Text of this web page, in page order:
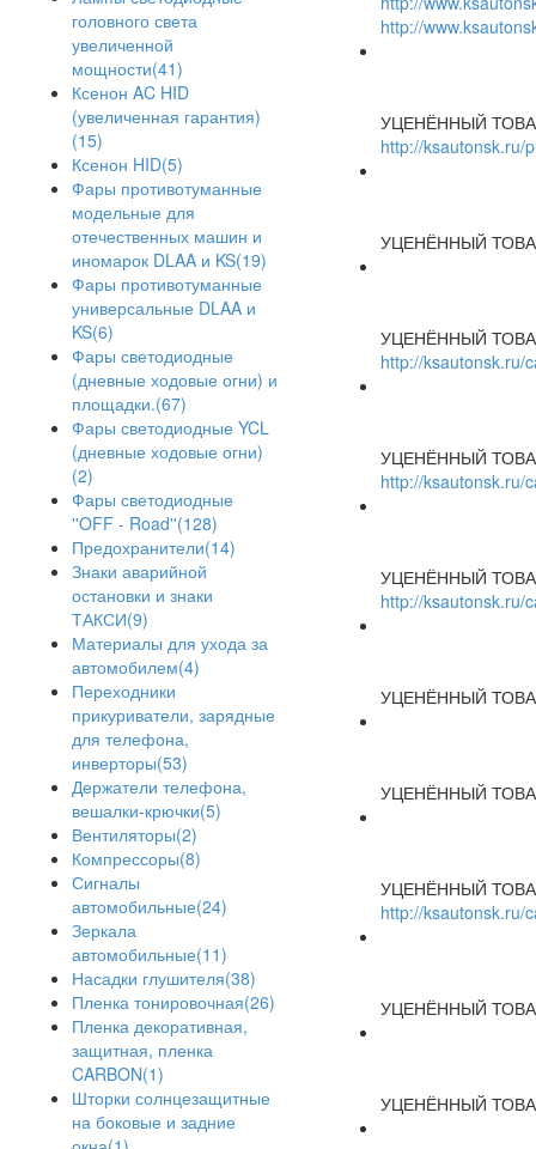
головного света
увеличенной
мощности(41)
Ксенон AC HID
(увеличенная гарантия)
(15)
Ксенон HID(5)
Фары противотуманные
модельные для
отечественных машин и
иномарок DLAA и KS(19)
Фары противотуманные
универсальные DLAA и
KS(6)
Фары светодиодные
(дневные ходовые огни) и
площадки.(67)
Фары светодиодные YCL
(дневные ходовые огни)
(2)
Фары светодиодные
''OFF - Road''(128)
Предохранители(14)
Знаки аварийной
остановки и знаки
ТАКСИ(9)
Материалы для ухода за
автомобилем(4)
Переходники
прикуриватели, зарядные
для телефона,
инверторы(53)
Держатели телефона,
вешалки-крючки(5)
Вентиляторы(2)
Компрессоры(8)
Сигналы
автомобильные(24)
Зеркала
автомобильные(11)
Насадки глушителя(38)
Пленка тонировочная(26)
Пленка декоративная,
защитная, пленка
CARBON(1)
Шторки солнцезащитные
на боковые и задние
http://
УЦЕНЁННЫЙ
http://ksautonsk.ru/
УЦЕНЁННЫЙ
УЦЕНЁННЫЙ
http://ksautonsk.ru/
УЦЕНЁННЫЙ
http://ksautonsk.ru/
УЦЕНЁННЫЙ
http://ksautonsk.ru/
УЦЕНЁННЫЙ
УЦЕНЁННЫЙ
УЦЕНЁННЫЙ
http://ksautonsk.ru/
УЦЕНЁННЫЙ
УЦЕНЁННЫЙ